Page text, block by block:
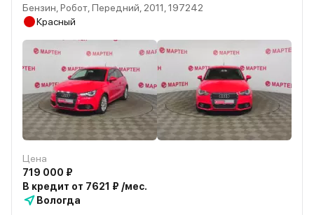
Бензин, Робот, Передний, 2011, 197242
Красный
Цена
719 000 ₽
В кредит от 7621 ₽ /мес.
Вологда